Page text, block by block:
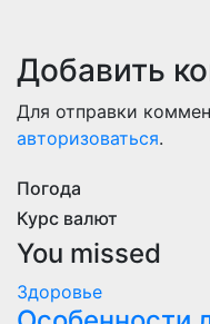
Добавить
Для отправки
авторизоваться.
Погода
Курс валют
You missed
Здоровье